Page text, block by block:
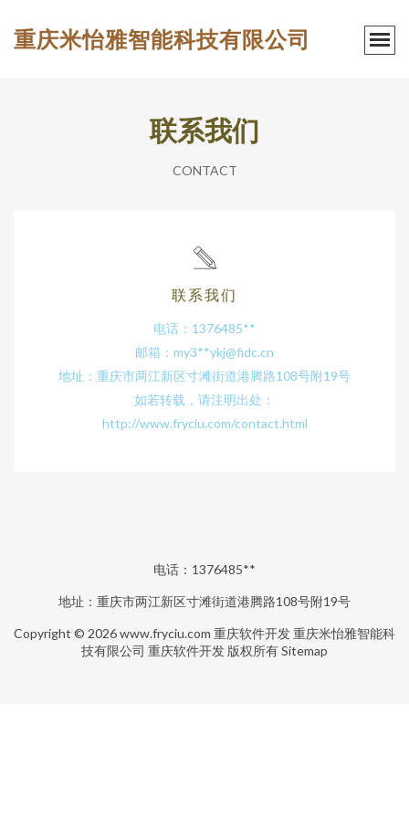
重庆米怡雅智能科技有限公司
联系我们
CONTACT
联系我们
电话：1376485**
邮箱：my3**ykj@fidc.cn
地址：重庆市两江新区寸滩街道港腾路108号附19号
如若转载，请注明出处：
http://www.fryciu.com/contact.html
电话：1376485**
地址：重庆市两江新区寸滩街道港腾路108号附19号
Copyright © 2026www.fryciu.com 重庆软件开发重庆米怡雅智能科
技有限公司 重庆软件开发 版权所有Sitemap